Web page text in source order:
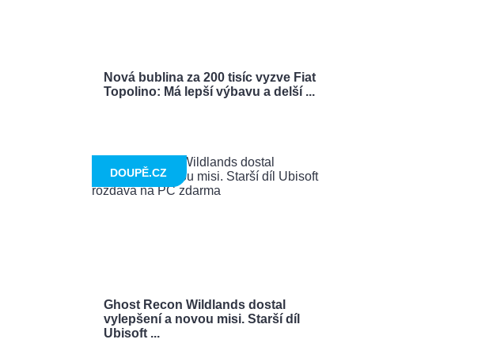
Nová bublina za 200 tisíc vyzve Fiat
Topolino: Má lepší výbavu a delší ...
Ghost Recon Wildlands dostal
vylepšení a novou misi. Starší díl
Ubisoft ...
DOUPĚ.CZ